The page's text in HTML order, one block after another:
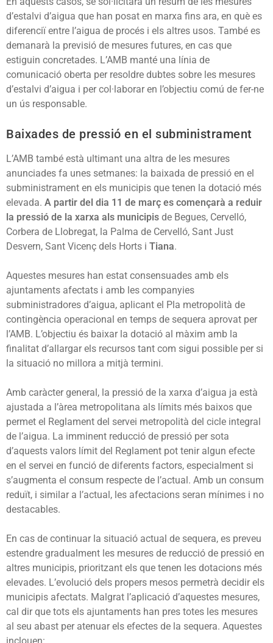
d’estalvi d’aigua que han posat en marxa fins ara, en què es
diferenciï entre l’aigua de procés i els altres usos. També es
demanarà la previsió de mesures futures, en cas que
estiguin concretades. L’AMB manté una línia de
comunicació oberta per resoldre dubtes sobre les mesures
d’estalvi d’aigua i per col·laborar en l’objectiu comú de fer-ne
un ús responsable.
Baixades de pressió en el subministrament
L’AMB també està ultimant una altra de les mesures
anunciades fa unes setmanes: la baixada de pressió en el
subministrament en els municipis que tenen la dotació més
elevada. A partir del dia 11 de març es començarà a reduir
la pressió de la xarxa als municipis de Begues, Cervelló,
Corbera de Llobregat, la Palma de Cervelló, Sant Just
Desvern, Sant Vicenç dels Horts i Tiana.
Aquestes mesures han estat consensuades amb els
ajuntaments afectats i amb les companyies
subministradores d’aigua, aplicant el Pla metropolità de
contingència operacional en temps de sequera aprovat per
l’AMB. L’objectiu és baixar la dotació al màxim amb la
finalitat d’allargar els recursos tant com sigui possible per si
la situació no millora a mitjà termini.
Amb caràcter general, la pressió de la xarxa d’aigua ja està
ajustada a l’àrea metropolitana als límits més baixos que
permet el Reglament del servei metropolità del cicle integral
de l’aigua. La imminent reducció de pressió per sota
d’aquests valors límit del Reglament pot tenir algun efecte
en el servei en funció de diferents factors, especialment si
s’augmenta el consum respecte de l’actual. Amb un consum
reduït, i similar a l’actual, les afectacions seran mínimes i no
destacables.
En cas de continuar la situació actual de sequera, es preveu
estendre gradualment les mesures de reducció de pressió en
altres municipis, prioritzant els que tenen les dotacions més
elevades. L’evolució dels propers mesos permetrà decidir els
municipis afectats. Malgrat l’aplicació d’aquestes mesures,
cal dir que tots els ajuntaments han pres totes les mesures
al seu abast per atenuar els efectes de la sequera. Aquestes